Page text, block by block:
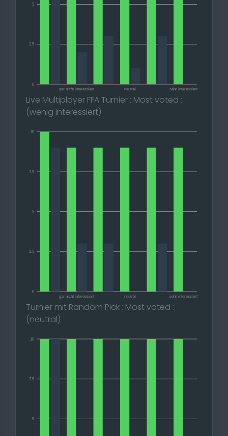
0
2.5
5
sehr interessiert
neutral
gar nicht interessiert
Live Multiplayer FFA Turnier : Most voted :
(wenig interessiert)
0
2.5
5
7.5
10
sehr interessiert
neutral
gar nicht interessiert
Turnier mit Random Pick : Most voted :
(neutral)
5
7.5
10